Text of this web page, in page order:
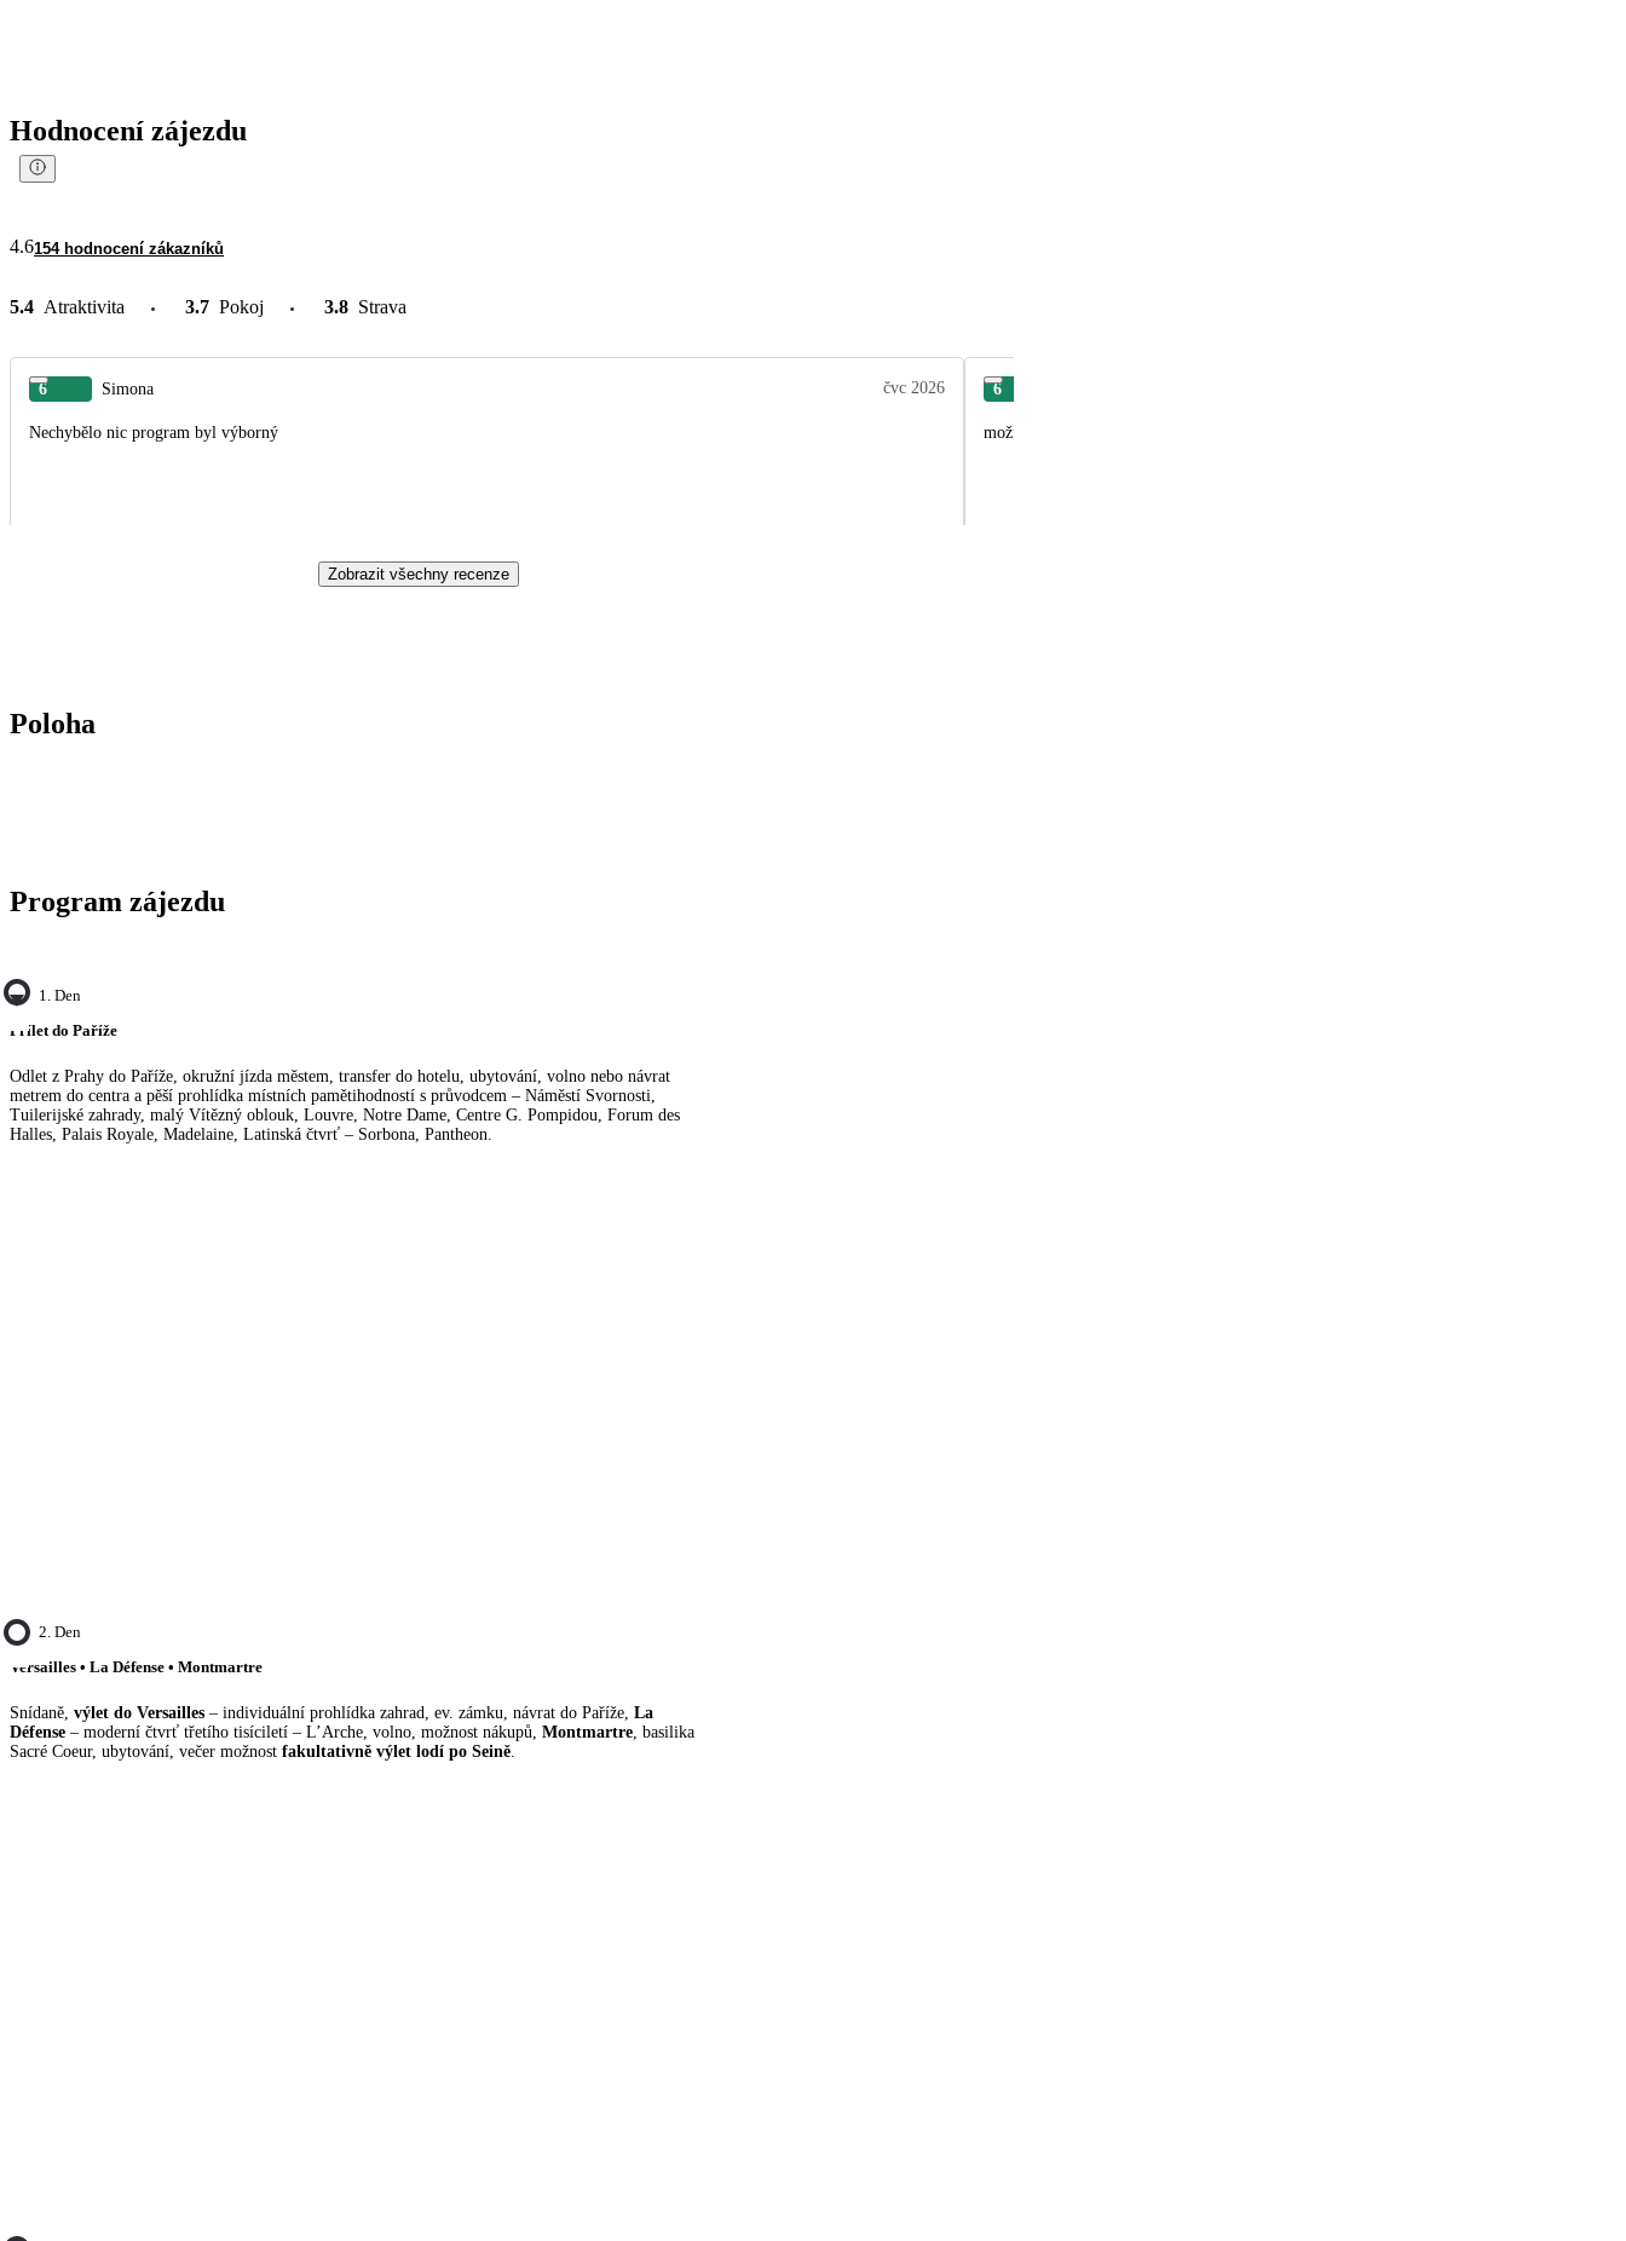
Hodnocení zájezdu
4.6154 hodnocení zákazníků
5.4 Atraktivita 3.7 Pokoj 3.8 Strava
6 Simona čvc 2026
Nechybělo nic program byl výborný
6
možnost dokoupení polopenze
Zobrazit všechny recenze
Poloha
Program zájezdu
1. Den
Přílet do Paříže
Odlet z Prahy do Paříže, okružní jízda městem, transfer do hotelu, ubytování, volno nebo návrat
metrem do centra a pěší prohlídka místních pamětihodností s průvodcem – Náměstí Svornosti,
Tuilerijské zahrady, malý Vítězný oblouk, Louvre, Notre Dame, Centre G. Pompidou, Forum des
Halles, Palais Royale, Madelaine, Latinská čtvrť – Sorbona, Pantheon.
2. Den
Versailles • La Défense • Montmartre
Snídaně, výlet do Versailles – individuální prohlídka zahrad, ev. zámku, návrat do Paříže, La
Défense – moderní čtvrť třetího tisíciletí – L’Arche, volno, možnost nákupů, Montmartre, basilika
Sacré Coeur, ubytování, večer možnost fakultativně výlet lodí po Seině.